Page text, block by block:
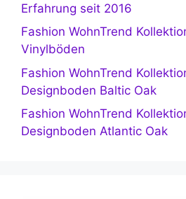
Erfahrung seit 2016
Fashion WohnTrend
Vinylböden
Fashion WohnTrend
Designboden Baltic Oak
Fashion WohnTrend
Designboden Atlantic Oak